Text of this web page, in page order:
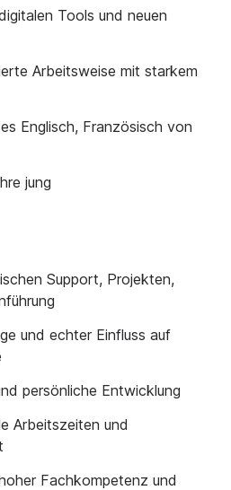
Tools und neuen
Arbeitsweise mit starkem
Englisch, Französisch von
jung
Support, Projekten,
und echter Einfluss auf
persönliche Entwicklung
Arbeitszeiten und
Fachkompetenz und